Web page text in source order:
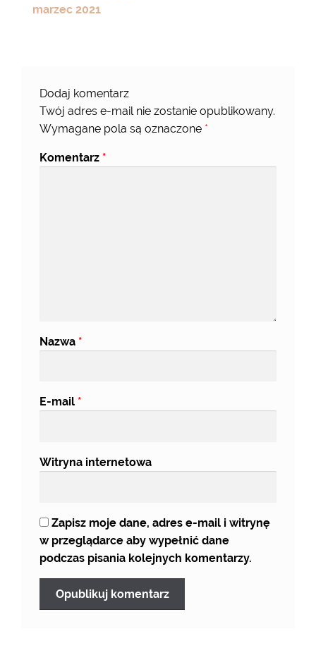
marzec 2021
Dodaj komentarz
Twój adres e-mail nie zostanie opublikowany.
Wymagane pola są oznaczone *
Komentarz *
Nazwa *
E-mail *
Witryna internetowa
Zapisz moje dane, adres e-mail i witrynę
w przeglądarce aby wypełnić dane
podczas pisania kolejnych komentarzy.